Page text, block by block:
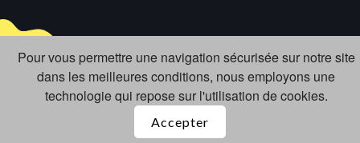
Pour vous permettre une navigation sécurisée sur notre site
dans les meilleures conditions, nous employons une
technologie qui repose sur l'utilisation de cookies.
Accepter